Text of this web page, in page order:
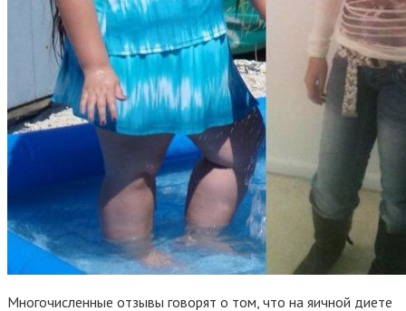
Многочисленные отзывы говорят о том, что на яичной диете